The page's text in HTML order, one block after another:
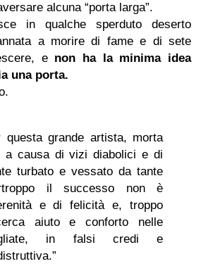
alcuna “porta larga”.
in qualche sperduto deserto
a morire di fame e di sete
e non ha la minima idea
una porta.
questa grande artista, morta
a causa di vizi diabolici e di
turbato e vessato da tante
il successo non è
e di felicità e, troppo
aiuto e conforto nelle
in falsi credi e